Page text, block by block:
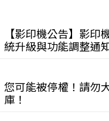
【影印機公告】影印
統升級與功能調整通
您可能被停權！請勿
庫！